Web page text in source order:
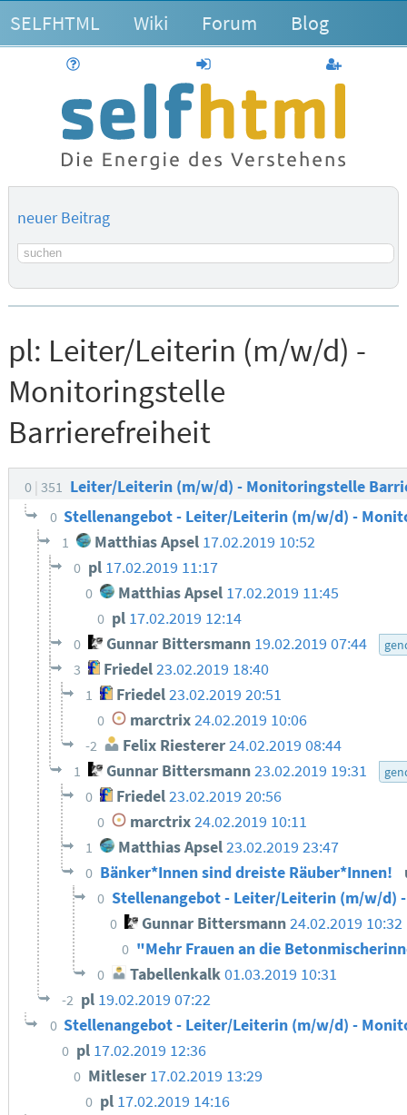
SELFHTML Wiki Forum Blog
anmelden
neuer Beitrag
Suchbegriff
pl: Leiter/Leiterin (m/w/d) -
Monitoringstelle
Barrierefreiheit
0 351 Leiter/Leiterin (m/w/d) - Monitoringstelle
0 Stellenangebot - Leiter/Leiterin (m/w/d) -
1 Matthias Apsel 17.02.2019 10:52
0 pl 17.02.2019 11:17
0 Matthias Apsel 17.02.2019 11:45
0 pl 17.02.2019 12:14
0 Gunnar Bittersmann 19.02.2019 07:44
3 Friedel23.02.2019 18:40
1 Friedel 23.02.2019 20:51
0 marctrix24.02.2019 10:06
-2 Felix Riesterer24.02.2019 08:44
1 Gunnar Bittersmann23.02.2019 19:31
0 Friedel 23.02.2019 20:56
0 marctrix24.02.2019 10:11
1 Matthias Apsel23.02.2019 23:47
0 Bänker*Innen sind dreiste Räuber*Innen!
0 Stellenangebot - Leiter/Leiterin (m/w/
0 Gunnar Bittersmann24.02.2019 10:32
0 "Mehr Frauen an die
0 Tabellenkalk01.03.2019 10:31
-2 pl 19.02.2019 07:22
0 Stellenangebot - Leiter/Leiterin (m/w/d) -
0 pl 17.02.2019 12:36
0 Mitleser 17.02.2019 13:29
0 pl 17.02.2019 14:16